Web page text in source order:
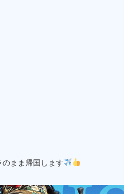
まま帰国します